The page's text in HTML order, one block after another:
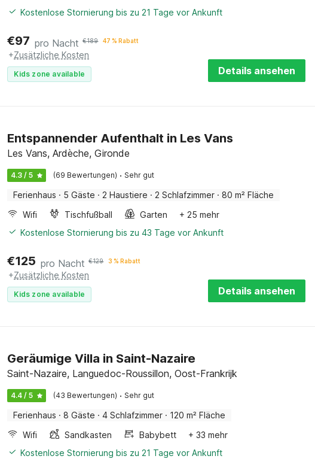
Kostenlose Stornierung bis zu 21 Tage vor Ankunft
€97 pro Nacht €189 47 % Rabatt
+Zusätzliche Kosten
Kids zone available Details ansehen
Entspannender Aufenthalt in Les Vans
Les Vans, Ardèche, Gironde
4.3 / 5 (69 Bewertungen) · Sehr gut
Ferienhaus · 5 Gäste · 2 Haustiere · 2 Schlafzimmer · 80 m² Fläche
Wifi
Tischfußball Garten
+ 25 mehr
Kostenlose Stornierung bis zu 43 Tage vor Ankunft
€125 pro Nacht €129 3 % Rabatt
+Zusätzliche Kosten
Kids zone available Details ansehen
Geräumige Villa in Saint-Nazaire
Saint-Nazaire, Languedoc-Roussillon, Oost-Frankrijk
4.4 / 5 (43 Bewertungen) · Sehr gut
Ferienhaus · 8 Gäste · 4 Schlafzimmer · 120 m² Fläche
Wifi
Sandkasten Babybett
+ 33 mehr
Kostenlose Stornierung bis zu 21 Tage vor Ankunft